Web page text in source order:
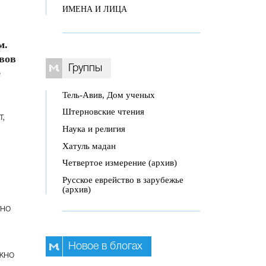
ИМЕНА И ЛИЦА
Группы
Тель-Авив, Дом ученых
Штерновские чтения
Наука и религия
Хатуль мадан
Четвертое измерение (архив)
Русское еврейство в зарубежье
(архив)
Новое в блогах